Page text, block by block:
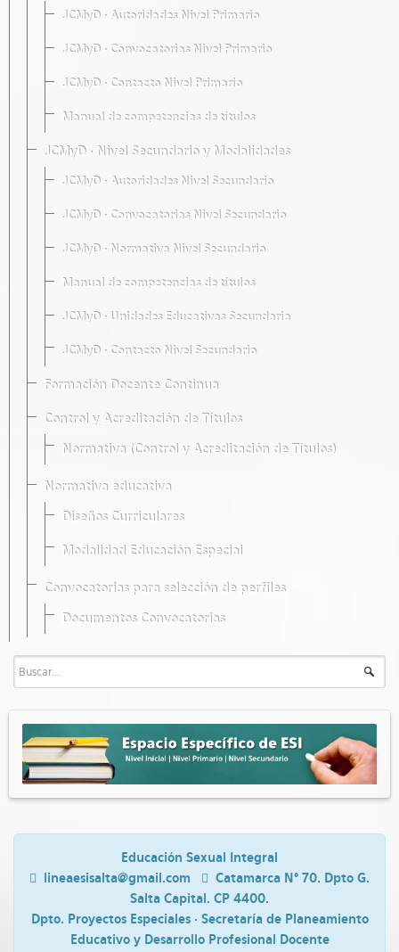
JCMyD · Autoridades Nivel Primario
JCMyD · Convocatorias Nivel Primario
JCMyD · Contacto Nivel Primario
Manual de competencias de títulos
JCMyD · Nivel Secundario y Modalidades
JCMyD · Autoridades Nivel Secundario
JCMyD · Convocatorias Nivel Secundario
JCMyD · Normativa Nivel Secundario
Manual de competencias de títulos
JCMyD · Unidades Educativas Secundaria
JCMyD · Contacto Nivel Secundario
Formación Docente Continua
Control y Acreditación de Títulos
Normativa (Control y Acreditación de Títulos)
Normativa educativa
Diseños Curriculares
Modalidad Educación Especial
Convocatorias para selección de perfiles
Documentos Convocatorias
Educación Sexual Integral
lineaesisalta@gmail.com
Catamarca N° 70. Dpto G.
Salta Capital. CP 4400.
Dpto. Proyectos Especiales · Secretaría de Planeamiento
Educativo y Desarrollo Profesional Docente